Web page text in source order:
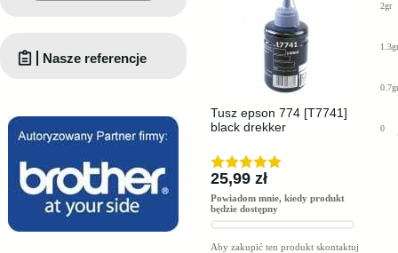
Tusz epson 774 [T7741]
black drekker
25,99 zł
Powiadom mnie, kiedy produkt
będzie dostępny
Aby zakupić ten produkt skontaktuj
2gr
1.3gr
0.7gr
0
Nasze referencje